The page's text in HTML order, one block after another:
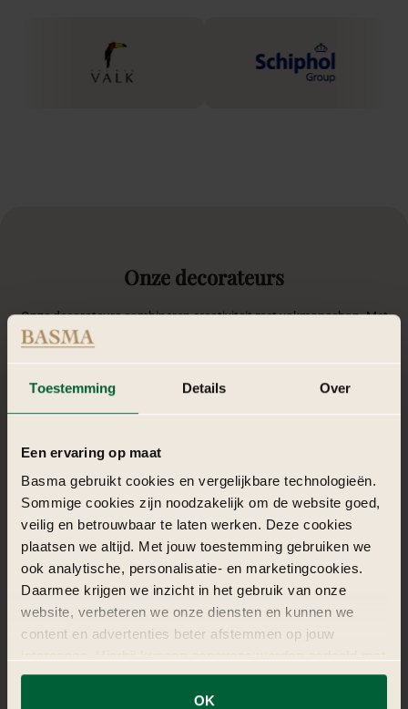
Toestemming Details Over
Een ervaring op maat
Basma gebruikt cookies en vergelijkbare technologieën.
Sommige cookies zijn noodzakelijk om de website goed,
veilig en betrouwbaar te laten werken. Deze cookies
plaatsen we altijd. Met jouw toestemming gebruiken we
ook analytische, personalisatie- en marketingcookies.
Daarmee krijgen we inzicht in het gebruik van onze
website, verbeteren we onze diensten en kunnen we
content en advertenties beter afstemmen op jouw
externe partners.
OK
Onze decorateurs
Onze decorateurs combineren creativiteit met vakmanschap. Met
oog voor detail en gevoel voor stijl vertalen zij iedere wens naar